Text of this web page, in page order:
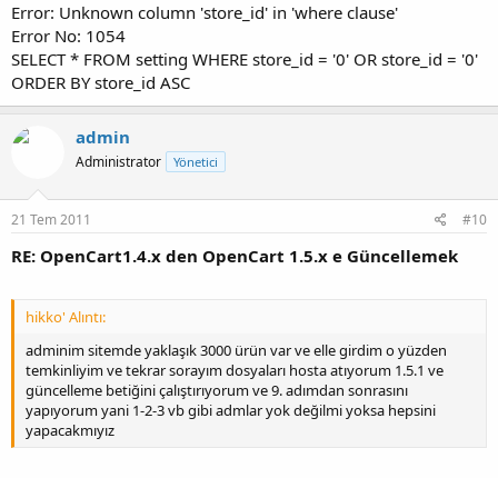
Error: Unknown column 'store_id' in 'where clause'
Error No: 1054
SELECT * FROM setting WHERE store_id = '0' OR store_id = '0'
ORDER BY store_id ASC
admin
Administrator Yönetici
21 Tem 2011 #10
RE: OpenCart1.4.x den OpenCart 1.5.x e Güncellemek
hikko' Alıntı:
adminim sitemde yaklaşık 3000 ürün var ve elle girdim o yüzden
temkinliyim ve tekrar sorayım dosyaları hosta atıyorum 1.5.1 ve
güncelleme betiğini çalıştırıyorum ve 9. adımdan sonrasını
yapıyorum yani 1-2-3 vb gibi admlar yok değilmi yoksa hepsini
yapacakmıyız